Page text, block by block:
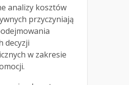
analizy kosztów
przyczyniają
decyzji
w zakresie